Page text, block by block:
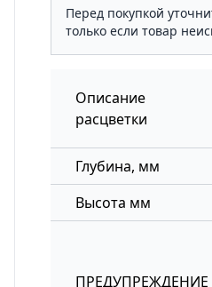
Перед покупкой
только если товар
Описание
расцветки
Глубина, мм
Высота мм
ПРЕДУПРЕЖДЕНИЕ